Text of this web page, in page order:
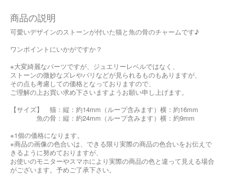
商品の説明
可愛いデザインのストーンが付いた猫と魚の骨のチャームです♪
ワンポイントにいかがですか？
※大変綺麗なパーツですが、ジュエリーレベルではなく、
ストーンの微妙なズレやバリなどが見られるものもありますが、
その点も考慮しての価格となっておりますので、
ご理解の上お買い求め下さいますようお願い申し上げます。
【サイズ】 猫：縦：約14mm（ループ含みます）横：約16mm
魚の骨：縦：約24mm（ループ含みます）横：約9mm
※1個の価格になります。
※商品の画像の色合いは、できる限り実際の商品の色合いをお伝えで
きるように努めておりますが、
お使いのモニターやスマホにより実際の商品の色と違って見える場合
がございます。予めご了承下さい。